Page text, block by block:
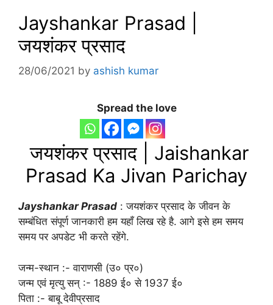
Jayshankar Prasad |
जयशंकर प्रसाद
28/06/2021 by ashish kumar
Spread the love
जयशंकर प्रसाद | Jaishankar
Prasad Ka Jivan Parichay
Jayshankar Prasad : जयशंकर प्रसाद के जीवन के
सम्बंधित संपूर्ण जानकारी हम यहाँ लिख रहे है. आगे इसे हम समय
समय पर अपडेट भी करते रहेंगे.
जन्म-स्थान :- वाराणसी (उ० प्र०)
जन्म एवं मृत्यु सन् :- 1889 ई० से 1937 ई०
पिता :- बाबू देवीप्रसाद